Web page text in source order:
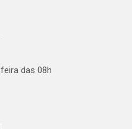
das 08h